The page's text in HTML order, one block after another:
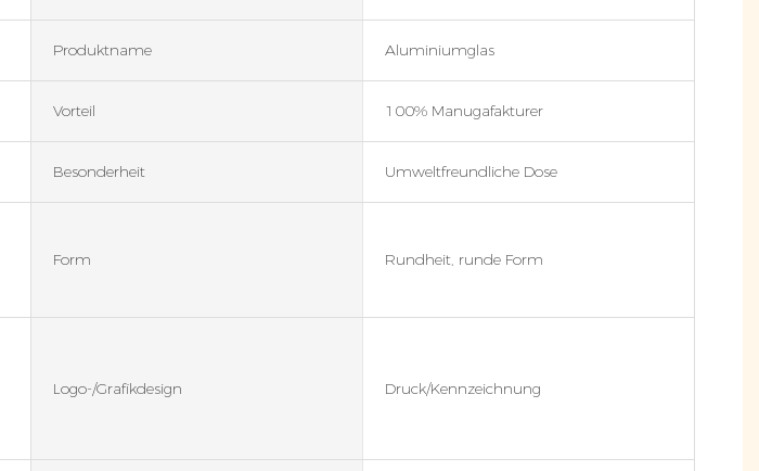
Produktname Aluminiumglas
Vorteil 100% Manugafakturer
Besonderheit Umweltfreundliche Dose
Form Rundheit, runde Form
Logo-/Grafikdesign Druck/Kennzeichnung